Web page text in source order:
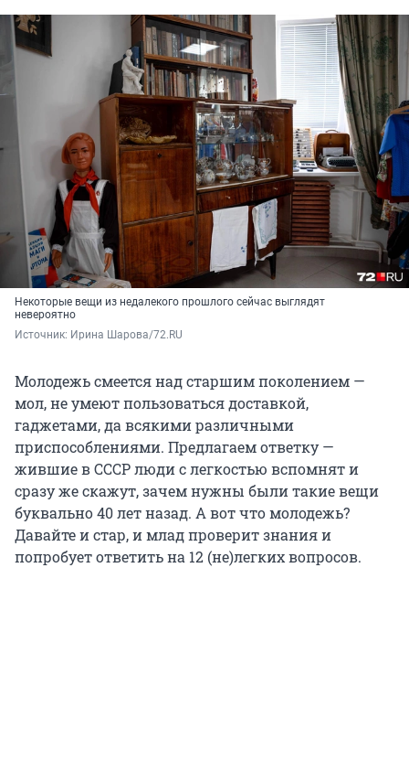
Некоторые вещи из недалекого прошлого сейчас выглядят
невероятно
Источник: Ирина Шарова/72.RU
Молодежь смеется над старшим поколением —
мол, не умеют пользоваться доставкой,
гаджетами, да всякими различными
приспособлениями. Предлагаем ответку —
жившие в СССР люди с легкостью вспомнят и
сразу же скажут, зачем нужны были такие вещи
буквально 40 лет назад. А вот что молодежь?
Давайте и стар, и млад проверит знания и
попробует ответить на 12 (не)легких вопросов.